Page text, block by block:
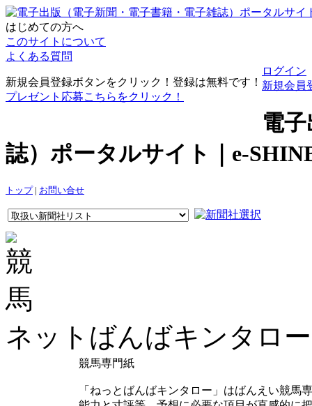
はじめての方へ
このサイトについて
よくある質問
新規会員登録ボタンをクリック！登録は無料です！
プレゼント応募こちらをクリック！
ログイン
新規会員
電
誌）ポータルサイト｜e-
トップ| お問い合せ
ネットばんばキンタロー
競馬専門紙
「ねっとばんばキンタロー」はばんえい競